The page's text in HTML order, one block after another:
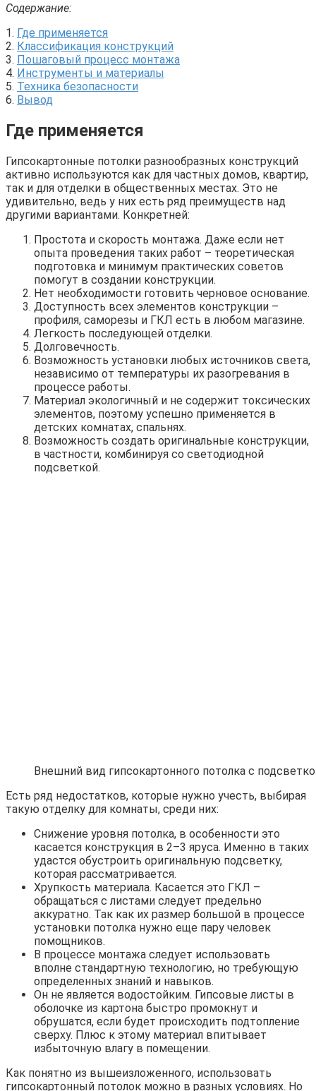
Содержание:
1. Где применяется
2. Классификация конструкций
3. Пошаговый процесс монтажа
4. Инструменты и материалы
5. Техника безопасности
6. Вывод
Где применяется
Гипсокартонные потолки разнообразных конструкций
активно используются как для частных домов, квартир,
так и для отделки в общественных местах. Это не
удивительно, ведь у них есть ряд преимуществ над
другими вариантами. Конкретней:
Простота и скорость монтажа. Даже если нет
опыта проведения таких работ – теоретическая
подготовка и минимум практических советов
помогут в создании конструкции.
Нет необходимости готовить черновое основание.
Доступность всех элементов конструкции –
профиля, саморезы и ГКЛ есть в любом магазине.
Легкость последующей отделки.
Долговечность.
Возможность установки любых источников света,
независимо от температуры их разогревания в
процессе работы.
Материал экологичный и не содержит токсических
элементов, поэтому успешно применяется в
детских комнатах, спальнях.
Возможность создать оригинальные конструкции,
в частности, комбинируя со светодиодной
подсветкой.
Внешний вид гипсокартонного потолка с
Есть ряд недостатков, которые нужно учесть, выбирая
такую отделку для комнаты, среди них:
Снижение уровня потолка, в особенности это
касается конструкция в 2–3 яруса. Именно в таких
удастся обустроить оригинальную подсветку,
которая рассматривается.
Хрупкость материала. Касается это ГКЛ –
обращаться с листами следует предельно
аккуратно. Так как их размер большой в процессе
установки потолка нужно еще пару человек
помощников.
В процессе монтажа следует использовать
вполне стандартную технологию, но требующую
определенных знаний и навыков.
Он не является водостойким. Гипсовые листы в
оболочке из картона быстро промокнут и
обрушатся, если будет происходить подтопление
сверху. Плюс к этому материал впитывает
избыточную влагу в помещении.
Как понятно из вышеизложенного, использовать
гипсокартонный потолок можно в разных условиях. Но